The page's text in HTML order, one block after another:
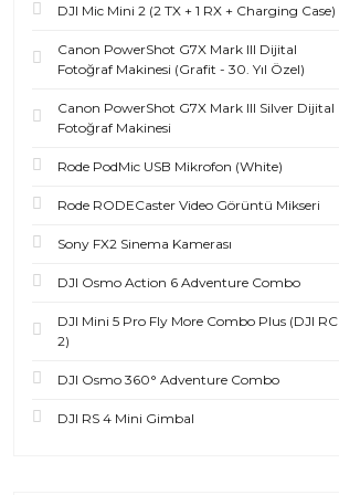
DJI Mic Mini 2 (2 TX + 1 RX + Charging Case)
Canon PowerShot G7X Mark III Dijital
Fotoğraf Makinesi (Grafit - 30. Yıl Özel)
Canon PowerShot G7X Mark III Silver Dijital
Fotoğraf Makinesi
Rode PodMic USB Mikrofon (White)
Rode RODECaster Video Görüntü Mikseri
Sony FX2 Sinema Kamerası
DJI Osmo Action 6 Adventure Combo
DJI Mini 5 Pro Fly More Combo Plus (DJI RC
2)
DJI Osmo 360° Adventure Combo
DJI RS 4 Mini Gimbal